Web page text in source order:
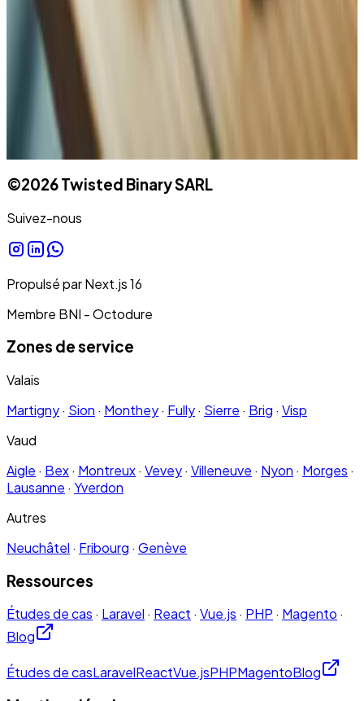
©2026Twisted Binary SARL
Suivez-nous
Propulsé parNext.js16
Membre BNI - Octodure
Zones de service
Valais
Martigny· Sion · Monthey· Fully· Sierre · Brig · Visp
Vaud
Aigle · Bex· Montreux· Vevey· Villeneuve · Nyon · Morges ·
Lausanne · Yverdon
Autres
Neuchâtel · Fribourg · Genève
Ressources
Études de cas · Laravel · React · Vue.js · PHP · Magento ·
Blog
Études de casLaravelReactVue.jsPHPMagentoBlog